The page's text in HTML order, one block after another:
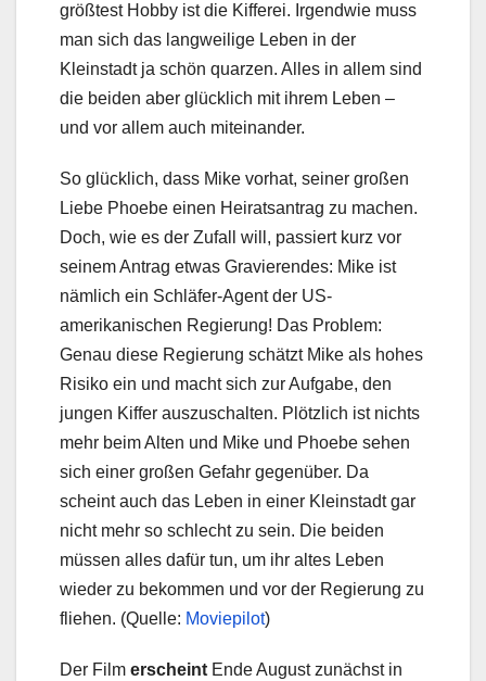
größtest Hobby ist die Kifferei. Irgendwie muss
man sich das langweilige Leben in der
Kleinstadt ja schön quarzen. Alles in allem sind
die beiden aber glücklich mit ihrem Leben –
und vor allem auch miteinander.
So glücklich, dass Mike vorhat, seiner großen
Liebe Phoebe einen Heiratsantrag zu machen.
Doch, wie es der Zufall will, passiert kurz vor
seinem Antrag etwas Gravierendes: Mike ist
nämlich ein Schläfer-Agent der US-
amerikanischen Regierung! Das Problem:
Genau diese Regierung schätzt Mike als hohes
Risiko ein und macht sich zur Aufgabe, den
jungen Kiffer auszuschalten. Plötzlich ist nichts
mehr beim Alten und Mike und Phoebe sehen
sich einer großen Gefahr gegenüber. Da
scheint auch das Leben in einer Kleinstadt gar
nicht mehr so schlecht zu sein. Die beiden
müssen alles dafür tun, um ihr altes Leben
wieder zu bekommen und vor der Regierung zu
fliehen. (Quelle: Moviepilot)
Der Film erscheint Ende August zunächst in